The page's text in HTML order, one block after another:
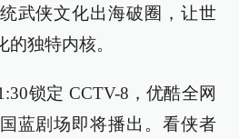
武侠文化出海破圈，让世
独特内核。
锁定 CCTV-8，优酷全网
蓝剧场即将播出。看侠者